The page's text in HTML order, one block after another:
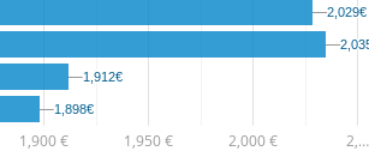
1,900 € 1,950 € 2,000 € 2,…
2,029€
2,029€
1,912€
1,912€
1,898€
1,898€